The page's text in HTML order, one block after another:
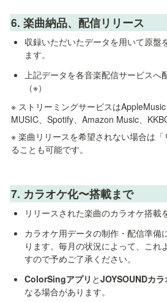
6. 楽曲納品、配信リリース
収録いただいたデータを用いて原盤
ます。
上記データを各音楽配信サービスへ
（※）
※ ストリーミングサービスは
MUSIC、Spotify、Amazon Music、
※ 楽曲リリースを希望されない場合は
ることも可能です。
7. カラオケ化〜搭載まで
リリースされた楽曲のカラオケ搭載
カラオケ用データの制作・配信準備に
ります。毎月の状況によって、これ
すので予めご了承ください。
ColorSingアプリ とJOYSOUNDカラ
なる場合があります。